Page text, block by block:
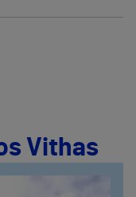
Vithas